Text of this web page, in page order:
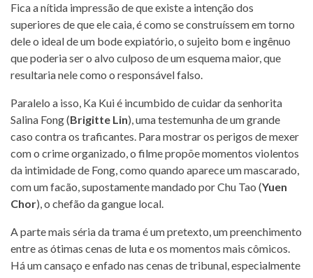
Fica a nítida impressão de que existe a intenção dos
superiores de que ele caia, é como se construíssem em torno
dele o ideal de um bode expiatório, o sujeito bom e ingênuo
que poderia ser o alvo culposo de um esquema maior, que
resultaria nele como o responsável falso.
Paralelo a isso, Ka Kui é incumbido de cuidar da senhorita
Salina Fong (Brigitte Lin), uma testemunha de um grande
caso contra os traficantes. Para mostrar os perigos de mexer
com o crime organizado, o filme propõe momentos violentos
da intimidade de Fong, como quando aparece um mascarado,
com um facão, supostamente mandado por Chu Tao (Yuen
Chor), o chefão da gangue local.
A parte mais séria da trama é um pretexto, um preenchimento
entre as ótimas cenas de luta e os momentos mais cômicos.
Há um cansaço e enfado nas cenas de tribunal, especialmente